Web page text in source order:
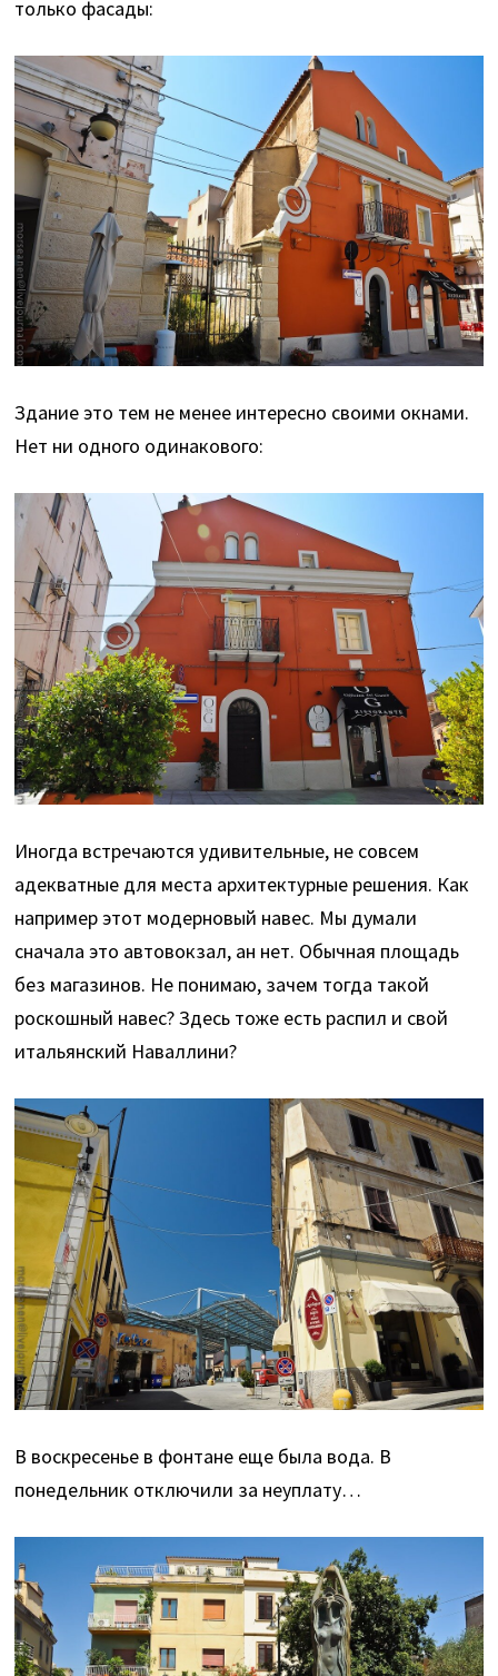
только фасады:
Здание это тем не менее интересно своими окнами.
Нет ни одного одинакового:
Иногда встречаются удивительные, не совсем
адекватные для места архитектурные решения. Как
например этот модерновый навес. Мы думали
сначала это автовокзал, ан нет. Обычная площадь
без магазинов. Не понимаю, зачем тогда такой
роскошный навес? Здесь тоже есть распил и свой
итальянский Наваллини?
В воскресенье в фонтане еще была вода. В
понедельник отключили за неуплату…